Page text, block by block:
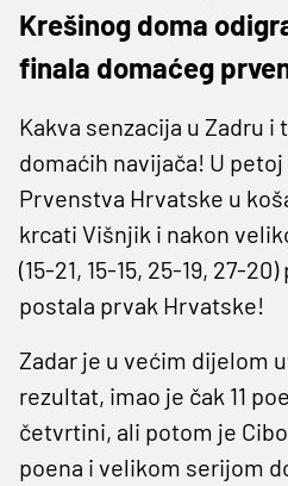
Krešinog doma
finala domaćeg
Kakva senzacija u Zadru i
domaćih navijača! U
Prvenstva Hrvatske u
krcati Višnjik i nakon
(15-21, 15-15, 25-19, 27-
postala prvak Hrvatske!
Zadar je u većim dijelom
rezultat, imao je čak 11
četvrtini, ali potom je
poena i velikom serijom